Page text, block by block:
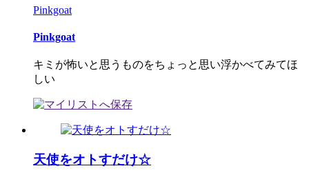
Pinkgoat
Pinkgoat
キミが怖いと思うものをちょっと思い浮かべてみてほ
しい
天使をオトすだけ☆